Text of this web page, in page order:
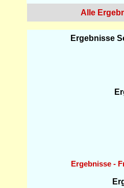
Alle
Ergebnisse
Ergebnisse -